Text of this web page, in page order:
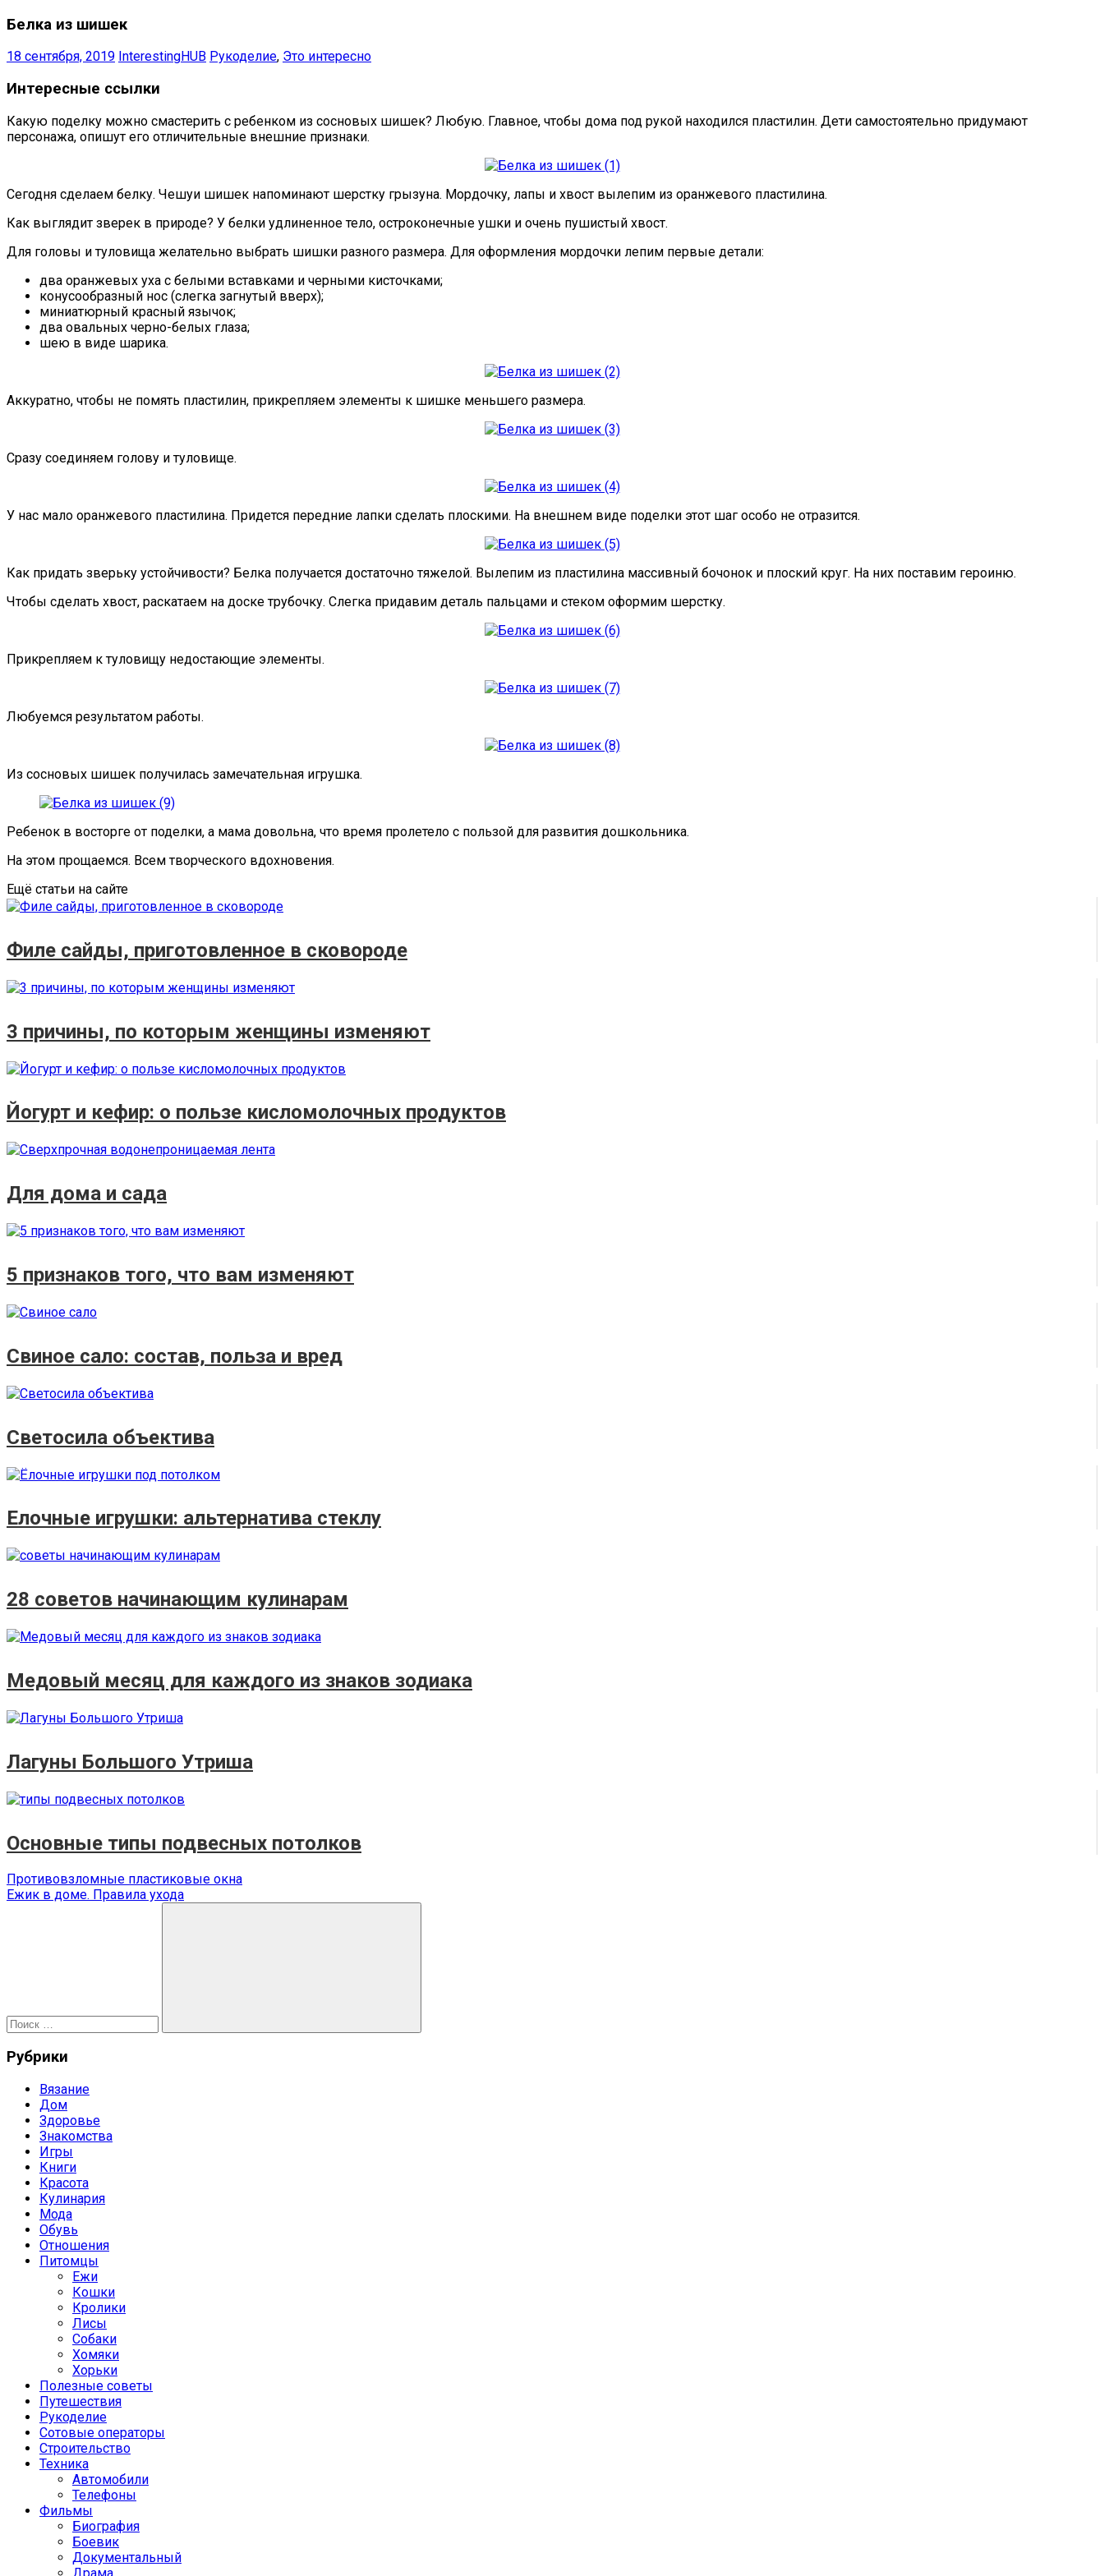
Белка из шишек
18 сентября, 2019 InterestingHUB Рукоделие, Это интересно
Интересные ссылки
Какую поделку можно смастерить с ребенком из сосновых шишек? Любую. Главное, чтобы дома под рукой находился пластилин. Дети самостоятельно придумают
персонажа, опишут его отличительные внешние признаки.
Сегодня сделаем белку. Чешуи шишек напоминают шерстку грызуна. Мордочку, лапы и хвост вылепим из оранжевого пластилина.
Как выглядит зверек в природе? У белки удлиненное тело, остроконечные ушки и очень пушистый хвост.
Для головы и туловища желательно выбрать шишки разного размера. Для оформления мордочки лепим первые детали:
два оранжевых уха с белыми вставками и черными кисточками;
конусообразный нос (слегка загнутый вверх);
миниатюрный красный язычок;
два овальных черно-белых глаза;
шею в виде шарика.
Аккуратно, чтобы не помять пластилин, прикрепляем элементы к шишке меньшего размера.
Сразу соединяем голову и туловище.
У нас мало оранжевого пластилина. Придется передние лапки сделать плоскими. На внешнем виде поделки этот шаг особо не отразится.
Как придать зверьку устойчивости? Белка получается достаточно тяжелой. Вылепим из пластилина массивный бочонок и плоский круг. На них поставим героиню.
Чтобы сделать хвост, раскатаем на доске трубочку. Слегка придавим деталь пальцами и стеком оформим шерстку.
Прикрепляем к туловищу недостающие элементы.
Любуемся результатом работы.
Из сосновых шишек получилась замечательная игрушка.
Ребенок в восторге от поделки, а мама довольна, что время пролетело с пользой для развития дошкольника.
На этом прощаемся. Всем творческого вдохновения.
Ещё статьи на сайте
Филе сайды, приготовленное в сковороде
3 причины, по которым женщины изменяют
Йогурт и кефир: о пользе кисломолочных продуктов
Для дома и сада
5 признаков того, что вам изменяют
Свиное сало: состав, польза и вред
Светосила объектива
Елочные игрушки: альтернатива стеклу
28 советов начинающим кулинарам
Медовый месяц для каждого из знаков зодиака
Лагуны Большого Утриша
Основные типы подвесных потолков
Навигация
по
Предыдущая
запись:
Противовзломные пластиковые окна
Следующая
Ежик в доме. Правила ухода
Поиск
Рубрики
Вязание
Дом
Здоровье
Знакомства
Игры
Книги
Красота
Кулинария
Мода
Обувь
Отношения
Питомцы
Ежи
Кошки
Кролики
Лисы
Собаки
Хомяки
Хорьки
Полезные советы
Путешествия
Рукоделие
Сотовые операторы
Строительство
Техника
Автомобили
Телефоны
Фильмы
Биография
Боевик
Документальный